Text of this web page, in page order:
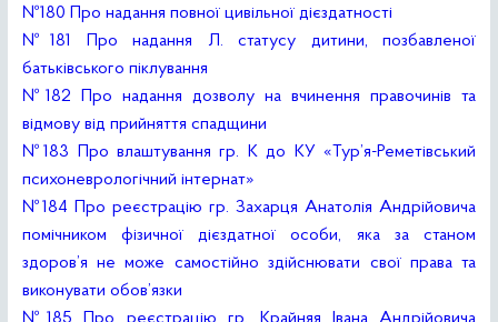
№180 Про надання повної цивільної дієздатності
№181 Про надання Л. статусу дитини, позбавленої
батьківського піклування
№182 Про надання дозволу на вчинення правочинів та
відмову від прийняття спадщини
№183 Про влаштування гр. К до КУ «Тур’я-Реметівський
психоневрологічний інтернат»
№184 Про реєстрацію гр. Захарця Анатолія Андрійовича
помічником фізичної дієздатної особи, яка за станом
здоров’я не може самостійно здійснювати свої права та
виконувати обов’язки